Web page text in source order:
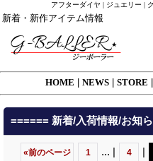
アフターダイヤ | ジュエリー |
新着・新作アイテム情報
HOME NEWS STORE
====== 新着/入荷情報/お知
«前のページ 1 ... | 4 |